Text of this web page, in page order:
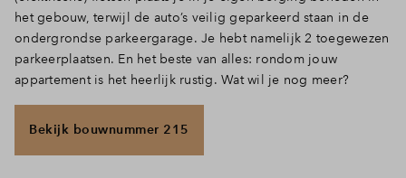
het gebouw, terwijl de auto’s veilig geparkeerd staan in de
ondergrondse parkeergarage. Je hebt namelijk 2 toegewezen
parkeerplaatsen. En het beste van alles: rondom jouw
appartement is het heerlijk rustig. Wat wil je nog meer?
Bekijk bouwnummer 215